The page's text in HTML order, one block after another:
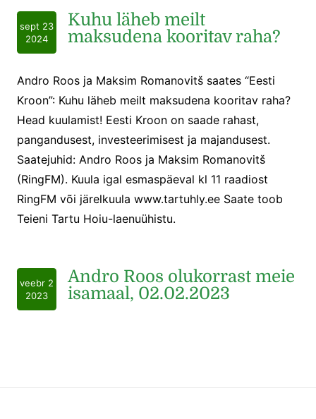
sept 23
2024
Kuhu läheb meilt
maksudena kooritav raha?
Andro Roos ja Maksim Romanovitš saates “Eesti
Kroon”: Kuhu läheb meilt maksudena kooritav raha?
Head kuulamist! Eesti Kroon on saade rahast,
pangandusest, investeerimisest ja majandusest.
Saatejuhid: Andro Roos ja Maksim Romanovitš
(RingFM). Kuula igal esmaspäeval kl 11 raadiost
RingFM või järelkuula www.tartuhly.ee Saate toob
Teieni Tartu Hoiu-laenuühistu.
veebr 2
2023
Andro Roos olukorrast meie
isamaal, 02.02.2023